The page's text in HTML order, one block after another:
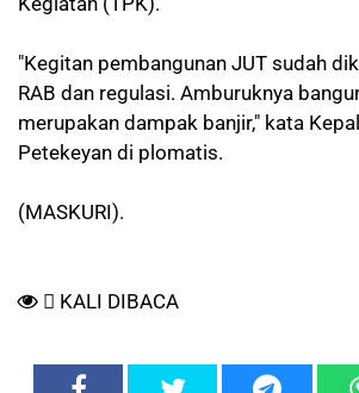
"Kegitan pembangunan JUT sudah
RAB dan regulasi. Amburuknya
merupakan dampak banjir," kata
Petekeyan di plomatis.
(MASKURI).
KALI DIBACA